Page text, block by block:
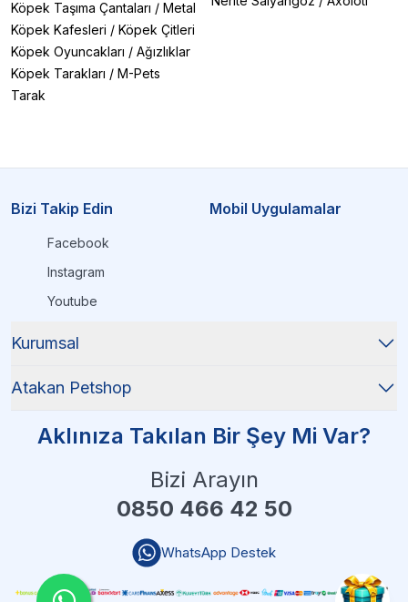
Köpek Taşıma Çantaları / Metal
Köpek Kafesleri / Köpek Çitleri
Köpek Oyuncakları / Ağızlıklar
Köpek Tarakları / M-Pets
Tarak
Bizi Takip Edin
Facebook
Instagram
Youtube
Mobil Uygulamalar
Kurumsal
Atakan Petshop
Aklınıza Takılan Bir Şey Mi Var?
Bizi Arayın
0850 466 42 50
WhatsApp Destek